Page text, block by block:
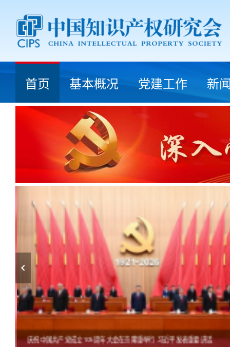
首页 基本概况 党建工作 新
庆祝中国共产党成立105周年大会在京隆重举行 习近平发表重要讲话